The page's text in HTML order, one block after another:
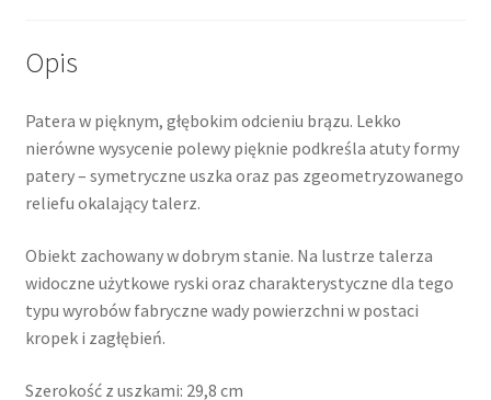
Opis
Patera w pięknym, głębokim odcieniu brązu. Lekko
nierówne wysycenie polewy pięknie podkreśla atuty formy
patery – symetryczne uszka oraz pas zgeometryzowanego
reliefu okalający talerz.
Obiekt zachowany w dobrym stanie. Na lustrze talerza
widoczne użytkowe ryski oraz charakterystyczne dla tego
typu wyrobów fabryczne wady powierzchni w postaci
kropek i zagłębień.
Szerokość z uszkami: 29,8 cm